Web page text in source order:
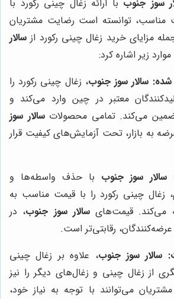
سوز جنوب با ارائه زغال چینی رکورد با
توانسته است رضایت مشتریان
مزایای خرید زغال چینی رکورد از سالار
زیر اشاره کرد:
سالار سوز جنوب، زغال چینی رکورد را
معتبر در چین وارد می‌کند و
می‌کند. تمامی محصولاتسالار سوز
به بازار، تحت آزمایش‌های کیفیت قرار
سالار سوز جنوب با حذف واسطه‌ها و
زغال چینی رکورد را با قیمت مناسب به
می‌کند. قیمت‌هایسالار سوز جنوب، در
رقابتی‌تر است.
سالار سوز جنوب، علاوه بر زغال چینی
از زغال چینی و زغال‌های دیگر را نیز
می‌توانند با توجه به نیاز خود،